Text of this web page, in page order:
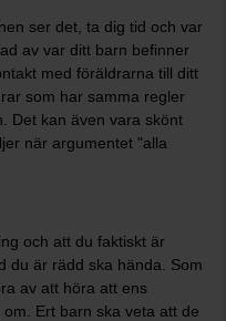
ser det, ta dig tid och var
av var ditt barn befinner
med föräldrarna till ditt
som har samma regler
Det kan även vara skönt
när argumentet "alla
och att du faktiskt är
du är rädd ska hända. Som
av att höra att ens
Ert barn ska veta att de